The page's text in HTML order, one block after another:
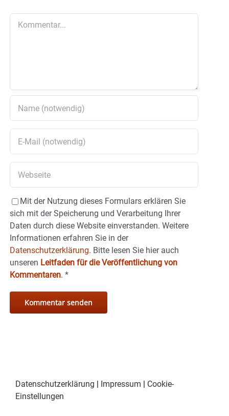
Mit der Nutzung dieses Formulars erklären Sie
sich mit der Speicherung und Verarbeitung Ihrer
Daten durch diese Website einverstanden. Weitere
Informationen erfahren Sie in der
Datenschutzerklärung. Bitte lesen Sie hier auch
unseren Leitfaden für die Veröffentlichung von
Kommentaren. *
Datenschutzerklärung | Impressum | Cookie-
Einstellungen